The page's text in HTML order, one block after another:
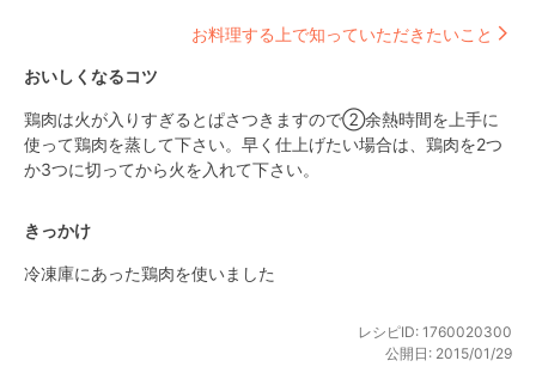
お料理する上で知っていただきたいこと
おいしくなるコツ
鶏肉は火が入りすぎるとぱさつきますので②余熱時間を上手に
使って鶏肉を蒸して下さい。早く仕上げたい場合は、鶏肉を2つ
か3つに切ってから火を入れて下さい。
きっかけ
冷凍庫にあった鶏肉を使いました
レシピID: 1760020300
公開日: 2015/01/29